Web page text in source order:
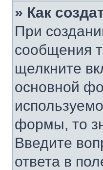
» Как
При
сообщения
щелкните
основной
формы, то
Введите
ответа в